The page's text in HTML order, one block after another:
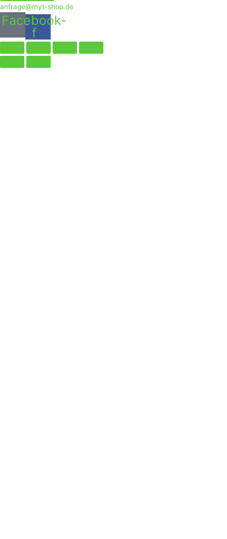
anfrage@myt-shop.de
Facebook-
f